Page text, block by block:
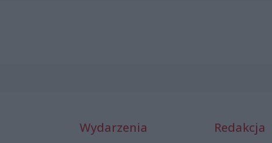
Wydarzenia Redakcja